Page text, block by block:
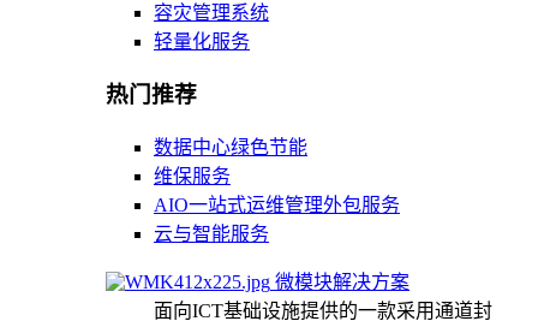
容灾管理系统
轻量化服务
热门推荐
数据中心绿色节能
维保服务
AIO一站式运维管理外包服务
云与智能服务
微模块解决方案
面向ICT基础设施提供的一款采用通道封